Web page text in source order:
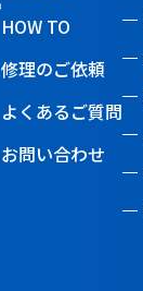
HOW TO
修理のご依頼
よくあるご質問
お問い合わせ